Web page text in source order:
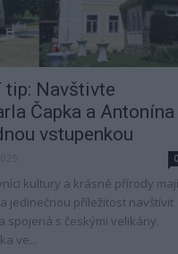
tip: Navštivte
Čapka a Antonína
vstupenkou
0
kultury a krásné přírody mají
jedinečnou příležitost navštívit
spojená s českými velikány.
ve...